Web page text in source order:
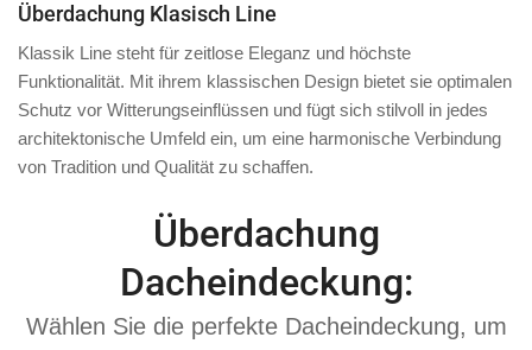
Überdachung Klasisch Line
Klassik Line steht für zeitlose Eleganz und höchste
Funktionalität. Mit ihrem klassischen Design bietet sie optimalen
Schutz vor Witterungseinflüssen und fügt sich stilvoll in jedes
architektonische Umfeld ein, um eine harmonische Verbindung
von Tradition und Qualität zu schaffen.
Überdachung
Dacheindeckung:
Wählen Sie die perfekte Dacheindeckung, um